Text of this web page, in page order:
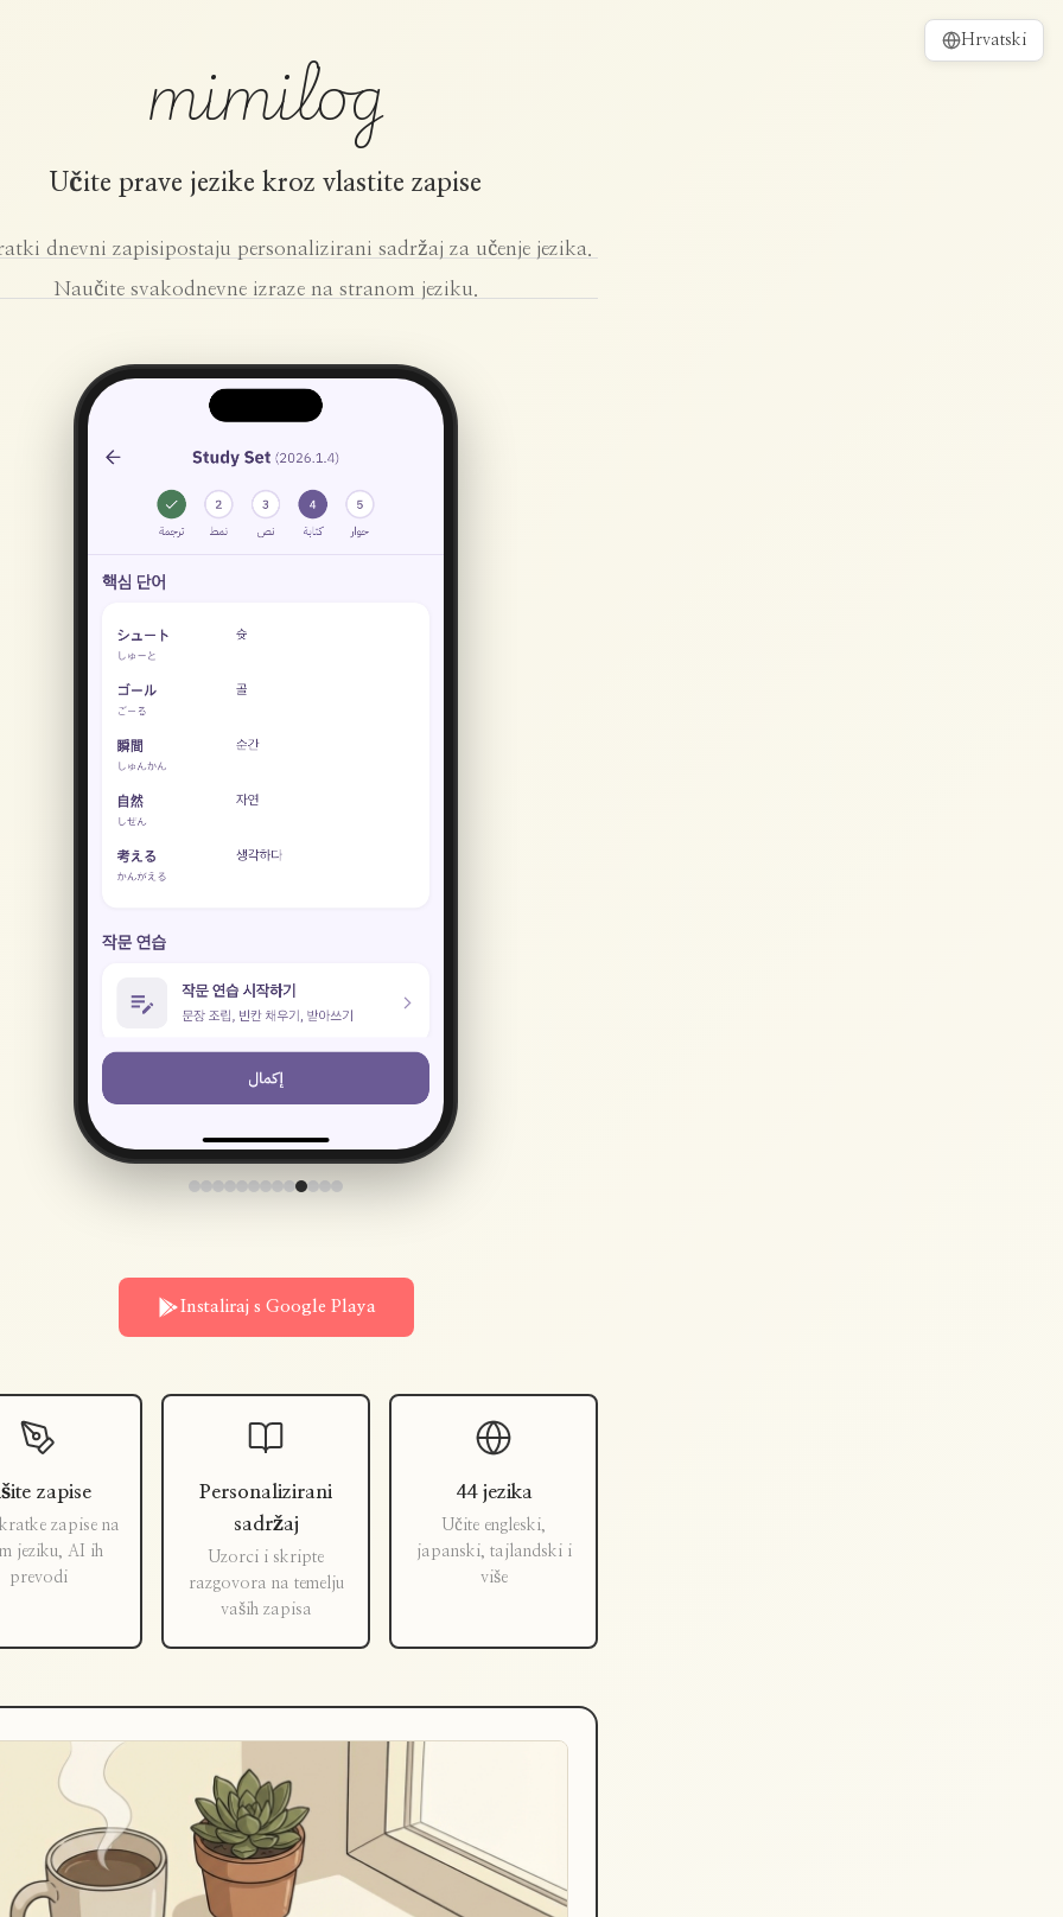
Hrvatski
mimilog
Učite prave jezike kroz vlastite zapise
dnevni zapisipostaju personalizirani sadržaj za učenje jezika.
Naučite svakodnevne izraze na stranom jeziku.
Instaliraj s Google Playa
zapise
zapise na
jeziku, AI ih
prevodi
Personalizirani
sadržaj
Uzorci i skripte
razgovora na temelju
vaših zapisa
44 jezika
Učite engleski,
japanski, tajlandski i
više